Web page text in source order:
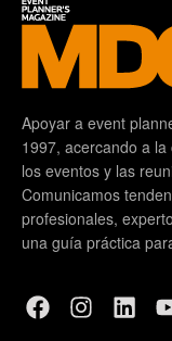
Apoyar a event
1997, acercando a
los eventos y las
Comunicamos
profesionales,
una guía práctica